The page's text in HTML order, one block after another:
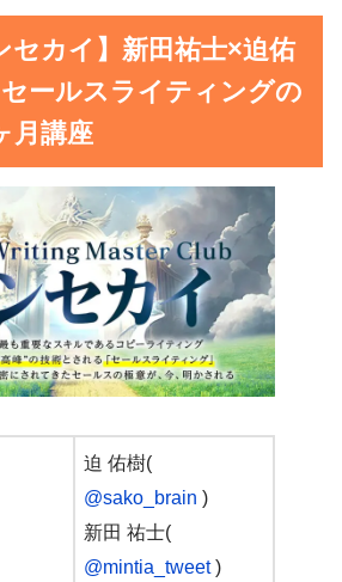
セカイ】新田祐士×迫佑
ールスライティングの
月講座
迫 佑樹(
@sako_brain )
新田 祐士(
@mintia_tweet)